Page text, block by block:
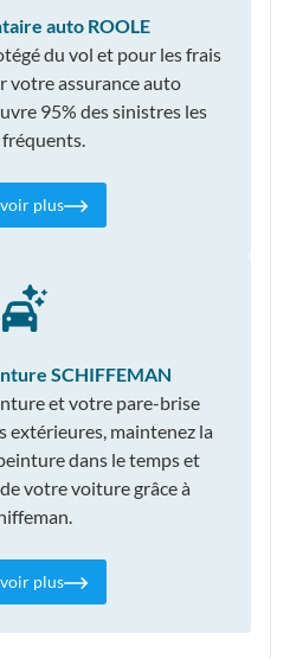
auto ROOLE
du vol et pour les frais
votre assurance auto
95% des sinistres les
plus
SCHIFFEMAN
et votre pare-brise
extérieures, maintenez la
dans le temps et
votre voiture grâce à
plus